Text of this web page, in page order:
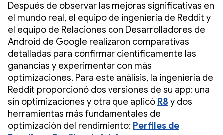
Después de observar las mejoras significativas en
el mundo real, el equipo de ingeniería de Reddit y
el equipo de Relaciones con Desarrolladores de
Android de Google realizaron comparativas
detalladas para confirmar científicamente las
ganancias y experimentar con más
optimizaciones. Para este análisis, la ingeniería de
Reddit proporcionó dos versiones de su app: una
sin optimizaciones y otra que aplicó R8 y dos
herramientas más fundamentales de
optimización del rendimiento: Perfiles de